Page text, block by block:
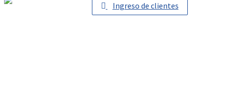
Ingreso de clientes